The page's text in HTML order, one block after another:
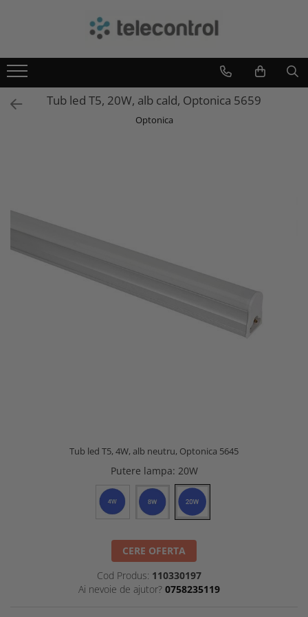
Teleco Automation
Teletask
Artsound
Tub led T5, 20W, alb cald, Optonica 5659
Optonica
Tub led T5, 4W, alb neutru, Optonica 5645
Putere lampa: 20W
CERE OFERTA
Cod Produs: 110330197
Ai nevoie de ajutor? 0758235119